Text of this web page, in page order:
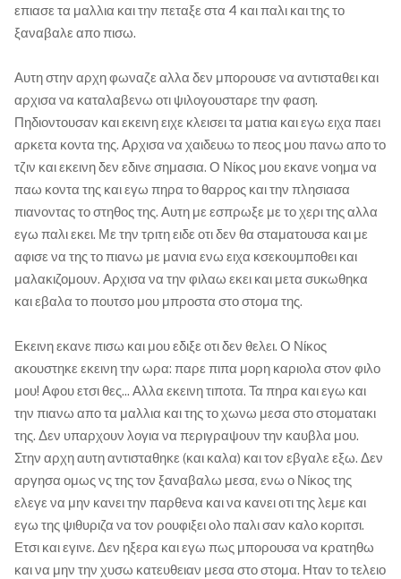
επιασε τα μαλλια και την πεταξε στα 4 και παλι και της το
ξαναβαλε απο πισω.
Αυτη στην αρχη φωναζε αλλα δεν μπορουσε να αντισταθει και
αρχισα να καταλαβενω οτι ψιλογουσταρε την φαση.
Πηδιοντουσαν και εκεινη ειχε κλεισει τα ματια και εγω ειχα παει
αρκετα κοντα της. Αρχισα να χαιδευω το πεος μου πανω απο το
τζιν και εκεινη δεν εδινε σημασια. Ο Νίκος μου εκανε νοημα να
παω κοντα της και εγω πηρα το θαρρος και την πλησιασα
πιανοντας το στηθος της. Αυτη με εσπρωξε με το χερι της αλλα
εγω παλι εκει. Με την τριτη ειδε οτι δεν θα σταματουσα και με
αφισε να της το πιανω με μανια ενω ειχα κσεκουμποθει και
μαλακιζομουν. Αρχισα να την φιλαω εκει και μετα συκωθηκα
και εβαλα το πουτσο μου μπροστα στο στομα της.
Εκεινη εκανε πισω και μου εδιξε οτι δεν θελει. Ο Νίκος
ακουστηκε εκεινη την ωρα: παρε πιπα μορη καριολα στον φιλο
μου! Αφου ετσι θες... Αλλα εκεινη τιποτα. Τα πηρα και εγω και
την πιανω απο τα μαλλια και της το χωνω μεσα στο στοματακι
της. Δεν υπαρχουν λογια να περιγραψουν την καυβλα μου.
Στην αρχη αυτη αντισταθηκε (και καλα) και τον εβγαλε εξω. Δεν
αργησα ομως νς της τον ξαναβαλω μεσα, ενω ο Νίκος της
ελεγε να μην κανει την παρθενα και να κανει οτι της λεμε και
εγω της ψιθυριζα να τον ρουφιξει ολο παλι σαν καλο κοριτσι.
Ετσι και εγινε. Δεν ηξερα και εγω πως μπορουσα να κρατηθω
και να μην την χυσω κατευθειαν μεσα στο στομα. Ηταν το τελειο